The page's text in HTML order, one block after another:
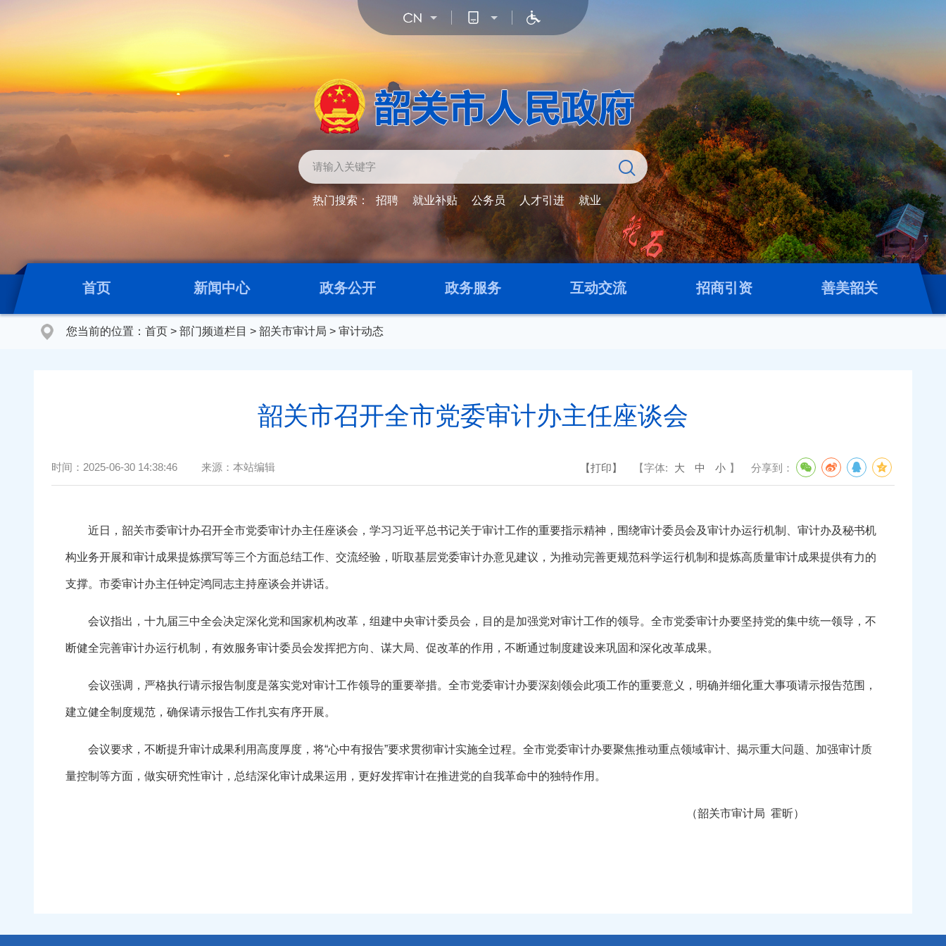
热门搜索： 招聘 就业补贴 公务员 人才引进 就业
首页 新闻中心 政务公开 政务服务 互动交流 招商引资 善美韶关
您当前的位置： 首页 > 部门频道栏目 > 韶关市审计局 > 审计动态
韶关市召开全市党委审计办主任座谈会
时间： 2025-06-30 14:38:46 来源： 本站编辑 【打印】 【字体: 大 中 小 】 分享到：
近日，韶关市委审计办召开全市党委审计办主任座谈会，学习习近平总书记关于审计工作的重要指示精神，围绕审计委员会及审计办运行机制、审计办及秘书机
构业务开展和审计成果提炼撰写等三个方面总结工作、交流经验，听取基层党委审计办意见建议，为推动完善更规范科学运行机制和提炼高质量审计成果提供有力的
支撑。市委审计办主任钟定鸿同志主持座谈会并讲话。
会议指出，十九届三中全会决定深化党和国家机构改革，组建中央审计委员会，目的是加强党对审计工作的领导。全市党委审计办要坚持党的集中统一领导，不
断健全完善审计办运行机制，有效服务审计委员会发挥把方向、谋大局、促改革的作用，不断通过制度建设来巩固和深化改革成果。
会议强调，严格执行请示报告制度是落实党对审计工作领导的重要举措。全市党委审计办要深刻领会此项工作的重要意义，明确并细化重大事项请示报告范围，
建立健全制度规范，确保请示报告工作扎实有序开展。
会议要求，不断提升审计成果利用高度厚度，将“心中有报告”要求贯彻审计实施全过程。全市党委审计办要聚焦推动重点领域审计、揭示重大问题、加强审计质
量控制等方面，做实研究性审计，总结深化审计成果运用，更好发挥审计在推进党的自我革命中的独特作用。
（韶关市审计局 霍昕）